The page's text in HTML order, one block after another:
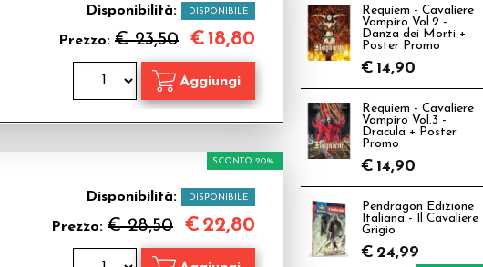
Disponibilità: DISPONIBILE
Prezzo: € 23,50 €18,80
Disponibilità: DISPONIBILE
Prezzo: € 28,50
SCONTO 20%
€ 22,80
Requiem - Cavaliere
Vampiro Vol.2 -
Danza dei Morti +
Poster Promo
€ 14,90
Requiem - Cavaliere
Vampiro Vol.3 -
Dracula + Poster
Promo
€ 14,90
Pendragon Edizione
Italiana - Il Cavaliere
Grigio
€ 24,99